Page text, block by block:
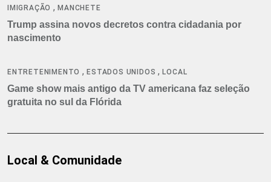
IMIGRAÇÃO ,MANCHETE
Trump assina novos decretos contra cidadania por
nascimento
ENTRETENIMENTO ,ESTADOS UNIDOS ,LOCAL
Game show mais antigo da TV americana faz seleção
gratuita no sul da Flórida
Local & Comunidade